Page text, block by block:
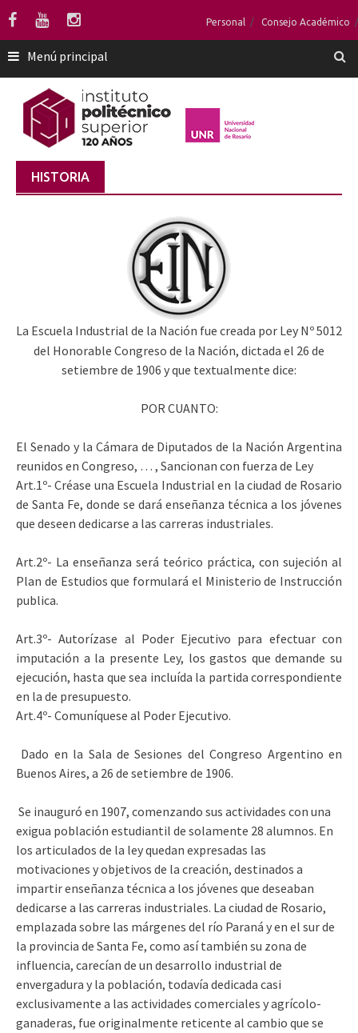
Saltar
contenido
Personal Consejo Académico
Menú principal
HISTORIA
La Escuela Industrial de la Nación fue creada por Ley Nº 5012
del Honorable Congreso de la Nación, dictada el 26 de
setiembre de 1906 y que textualmente dice:
POR CUANTO:
El Senado y la Cámara de Diputados de la Nación Argentina
reunidos en Congreso, … , Sancionan con fuerza de Ley
Art.1º- Créase una Escuela Industrial en la ciudad de Rosario
de Santa Fe, donde se dará enseñanza técnica a los jóvenes
que deseen dedicarse a las carreras industriales.
Art.2º- La enseñanza será teórico práctica, con sujeción al
Plan de Estudios que formulará el Ministerio de Instrucción
publica.
Art.3º- Autorízase al Poder Ejecutivo para efectuar con
imputación a la presente Ley, los gastos que demande su
ejecución, hasta que sea incluída la partida correspondiente
en la de presupuesto.
Art.4º- Comuníquese al Poder Ejecutivo.
Dado en la Sala de Sesiones del Congreso Argentino en
Buenos Aires, a 26 de setiembre de 1906.
Se inauguró en 1907, comenzando sus actividades con una
exigua población estudiantil de solamente 28 alumnos. En
los articulados de la ley quedan expresadas las
motivaciones y objetivos de la creación, destinados a
impartir enseñanza técnica a los jóvenes que deseaban
dedicarse a las carreras industriales. La ciudad de Rosario,
emplazada sobre las márgenes del río Paraná y en el sur de
la provincia de Santa Fe, como así también su zona de
influencia, carecían de un desarrollo industrial de
envergadura y la población, todavía dedicada casi
exclusivamente a las actividades comerciales y agrícolo-
ganaderas, fue originalmente reticente al cambio que se